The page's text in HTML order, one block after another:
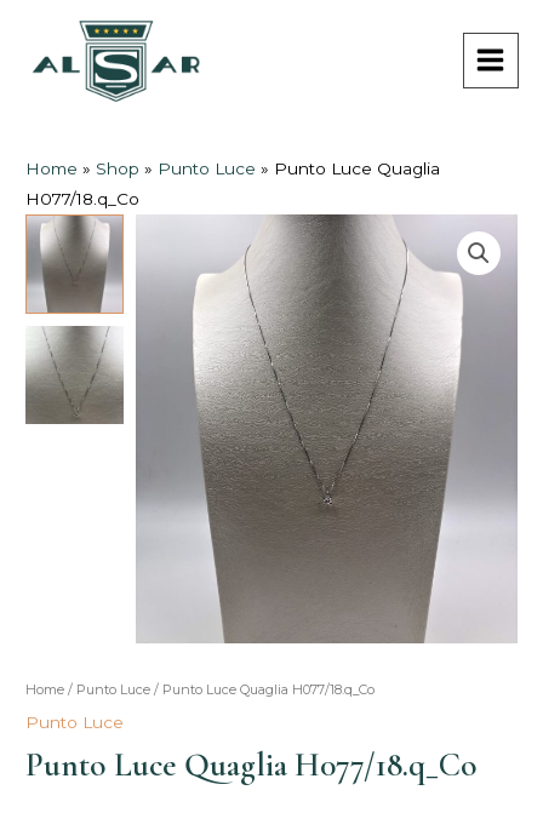
contenuto
Home » Shop » Punto Luce » Punto Luce Quaglia
H077/18.q_Co
Home / Punto Luce / Punto Luce Quaglia H077/18.q_Co
Punto Luce
Punto Luce Quaglia H077/18.q_Co
Punto
Luce
Quaglia
H077/18.q_Co